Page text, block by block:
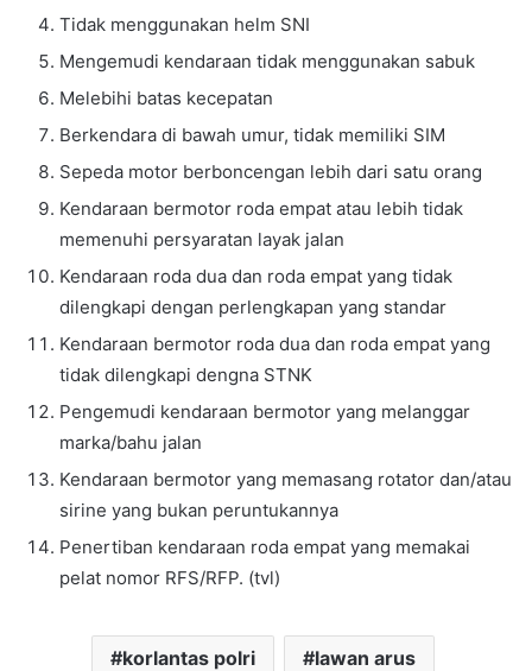
Tidak menggunakan helm SNI
Mengemudi kendaraan tidak menggunakan sabuk
Melebihi batas kecepatan
Berkendara di bawah umur, tidak memiliki SIM
Sepeda motor berboncengan lebih dari satu orang
Kendaraan bermotor roda empat atau lebih tidak
memenuhi persyaratan layak jalan
Kendaraan roda dua dan roda empat yang tidak
dilengkapi dengan perlengkapan yang standar
Kendaraan bermotor roda dua dan roda empat yang
tidak dilengkapi dengna STNK
Pengemudi kendaraan bermotor yang melanggar
marka/bahu jalan
Kendaraan bermotor yang memasang rotator dan/atau
sirine yang bukan peruntukannya
Penertiban kendaraan roda empat yang memakai
pelat nomor RFS/RFP. (tvl)
korlantas polri lawan arus